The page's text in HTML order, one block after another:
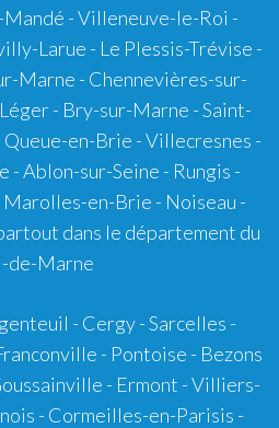
- Villeneuve-le-Roi -
Larue - Le Plessis-Trévise -
Marne - Chennevières-sur-
- Bry-sur-Marne - Saint-
Queue-en-Brie - Villecresnes -
- Ablon-sur-Seine - Rungis -
en-Brie - Noiseau -
dans le département du
de-Marne
- Cergy - Sarcelles -
- Pontoise - Bezons
- Ermont - Villiers-
- Cormeilles-en-Parisis -